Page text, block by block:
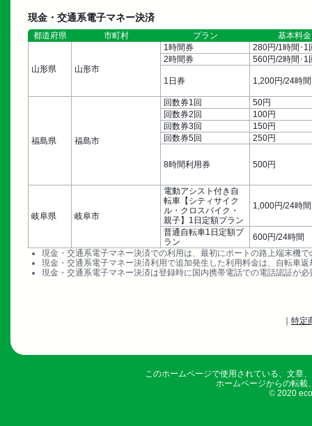
現金・交通系電子マネー決済
都道府県 市町村 プラン 基本料金
山形県 山形市
1時間券
280円/1時間･1
2時間券
560円/2時間･1
1日券 1,200円/24時間
福島県 福島市
回数券1回
50円
回数券2回
100円
回数券3回
150円
回数券5回
250円
8時間利用券 500円
岐阜県 岐阜市
電動アシスト付き自
転車【シティサイク
ル・クロスバイク・
親子】1日定額プラン
1,000円/24時間
普通自転車1日定額プ
ラン
600円/24時間
現金・交通系電子マネー決済での利用は、最初にポートの路上端末機
現金・交通系電子マネー決済利用で追加発生した利用料金は、自転車
現金・交通系電子マネー決済は登録時に国内携帯電話での電話認証が必
特定
このホームページで使用されている、文章
ホームページからの転載
© 2020